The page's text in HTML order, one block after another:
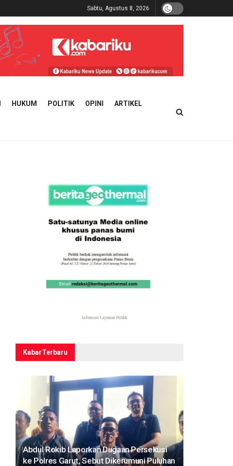
Sabtu, Agustus 8, 2026
HUKUM POLITIK OPINI ARTIKEL
KabarTerbaru
Abdul Rokib Laporkan Dugaan Persekusi
ke Polres Garut, Sebut Dikerumuni Puluhan